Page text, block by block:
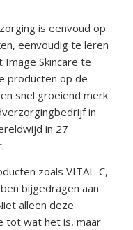
is eenvoud op
eenvoudig te leren
Image Skincare te
producten op de
snel groeiend merk
in
in 27
zoals VITAL-C,
bijgedragen aan
alleen deze
tot wat het is, maar